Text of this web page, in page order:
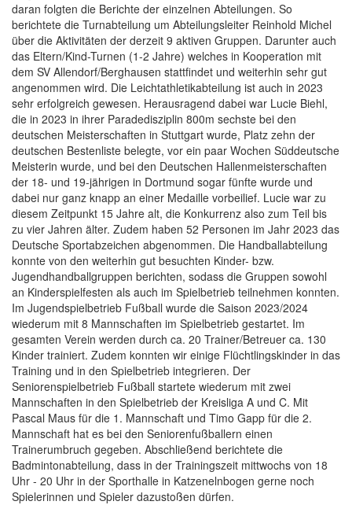
daran folgten die Berichte der einzelnen Abteilungen. So
berichtete die Turnabteilung um Abteilungsleiter Reinhold Michel
über die Aktivitäten der derzeit 9 aktiven Gruppen. Darunter auch
das Eltern/Kind-Turnen (1-2 Jahre) welches in Kooperation mit
dem SV Allendorf/Berghausen stattfindet und weiterhin sehr gut
angenommen wird. Die Leichtathletikabteilung ist auch in 2023
sehr erfolgreich gewesen. Herausragend dabei war Lucie Biehl,
die in 2023 in ihrer Paradedisziplin 800m sechste bei den
deutschen Meisterschaften in Stuttgart wurde, Platz zehn der
deutschen Bestenliste belegte, vor ein paar Wochen Süddeutsche
Meisterin wurde, und bei den Deutschen Hallenmeisterschaften
der 18- und 19-jährigen in Dortmund sogar fünfte wurde und
dabei nur ganz knapp an einer Medaille vorbeilief. Lucie war zu
diesem Zeitpunkt 15 Jahre alt, die Konkurrenz also zum Teil bis
zu vier Jahren älter. Zudem haben 52 Personen im Jahr 2023 das
Deutsche Sportabzeichen abgenommen. Die Handballabteilung
konnte von den weiterhin gut besuchten Kinder- bzw.
Jugendhandballgruppen berichten, sodass die Gruppen sowohl
an Kinderspielfesten als auch im Spielbetrieb teilnehmen konnten.
Im Jugendspielbetrieb Fußball wurde die Saison 2023/2024
wiederum mit 8 Mannschaften im Spielbetrieb gestartet. Im
gesamten Verein werden durch ca. 20 Trainer/Betreuer ca. 130
Kinder trainiert. Zudem konnten wir einige Flüchtlingskinder in das
Training und in den Spielbetrieb integrieren. Der
Seniorenspielbetrieb Fußball startete wiederum mit zwei
Mannschaften in den Spielbetrieb der Kreisliga A und C. Mit
Pascal Maus für die 1. Mannschaft und Timo Gapp für die 2.
Mannschaft hat es bei den Seniorenfußballern einen
Trainerumbruch gegeben. Abschließend berichtete die
Badmintonabteilung, dass in der Trainingszeit mittwochs von 18
Uhr - 20 Uhr in der Sporthalle in Katzenelnbogen gerne noch
Spielerinnen und Spieler dazustoßen dürfen.